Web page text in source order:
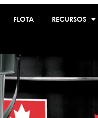
FLOTA RECURSOS